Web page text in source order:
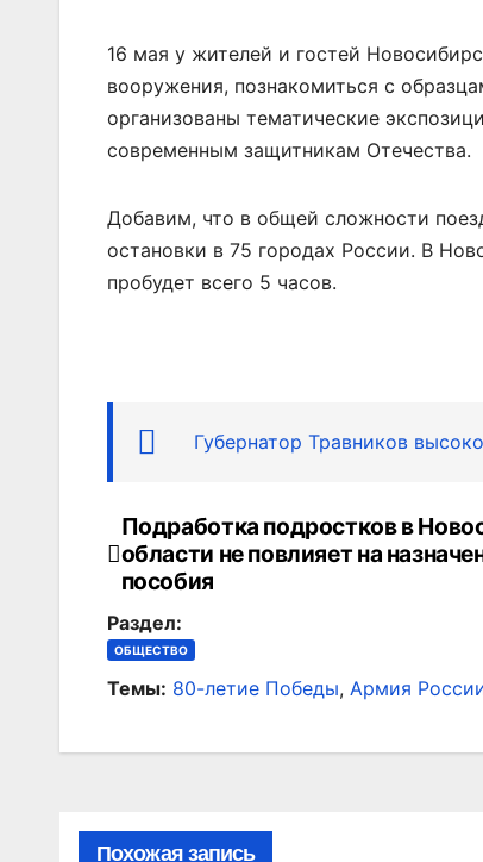
16 мая у жителей и гостей
вооружения, познакомиться с
организованы тематические
современным защитникам Отечества.
Добавим, что в общей сложности
остановки в 75 городах России. В
пробудет всего 5 часов.
Губернатор Травников
Навигация
по
записям
Подработка подростков в
области не повлияет на
пособия
Раздел:
ОБЩЕСТВО
Темы: 80-летие Победы, Армия
Похожая запись